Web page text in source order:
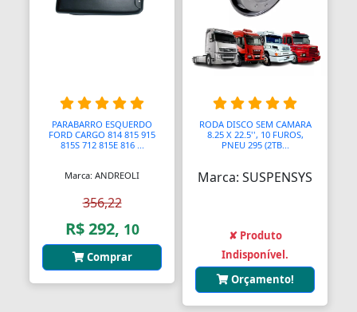
PARABARRO ESQUERDO
FORD CARGO 814 815 915
815S 712 815E 816 ...
Marca: ANDREOLI
356,22
R$ 292, 10
Comprar
RODA DISCO SEM CAMARA
8.25 X 22.5'', 10 FUROS,
PNEU 295 (2TB...
Marca: SUSPENSYS
✘ Produto
Indisponível.
Orçamento!